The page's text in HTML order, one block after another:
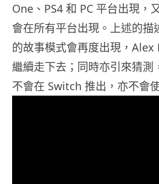
One、PS4 和 PC 平台出現，
會在所有平台出現。上述的描
的故事模式會再度出現，
繼續走下去；同時亦引來猜測
不會在 Switch 推出，亦不會